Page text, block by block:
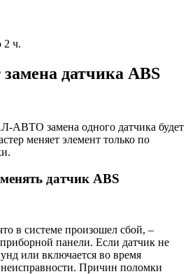
2 ч.
датчика ABS
замена одного датчика будет
меняет элемент только по
датчик ABS
в системе произошел сбой, –
панели. Если датчик не
или включается во время
Причин поломки